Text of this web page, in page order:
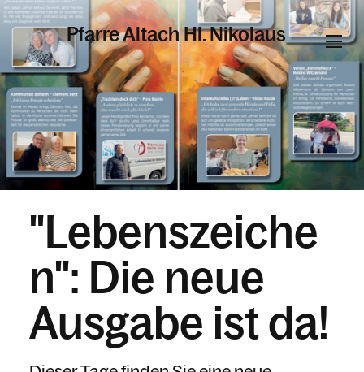
Pfarre Altach Hl. Nikolaus
Informationen
Kalender
Personen
Kontakt
"Lebenszeiche
n": Die neue
Ausgabe ist da!